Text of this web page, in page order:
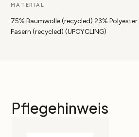
Degrade
Druck
Menge
MATERIAL
75% Baumwolle (recycled) 23%
Fasern (recycled) (UPCYCLING)
Pflegehinweis